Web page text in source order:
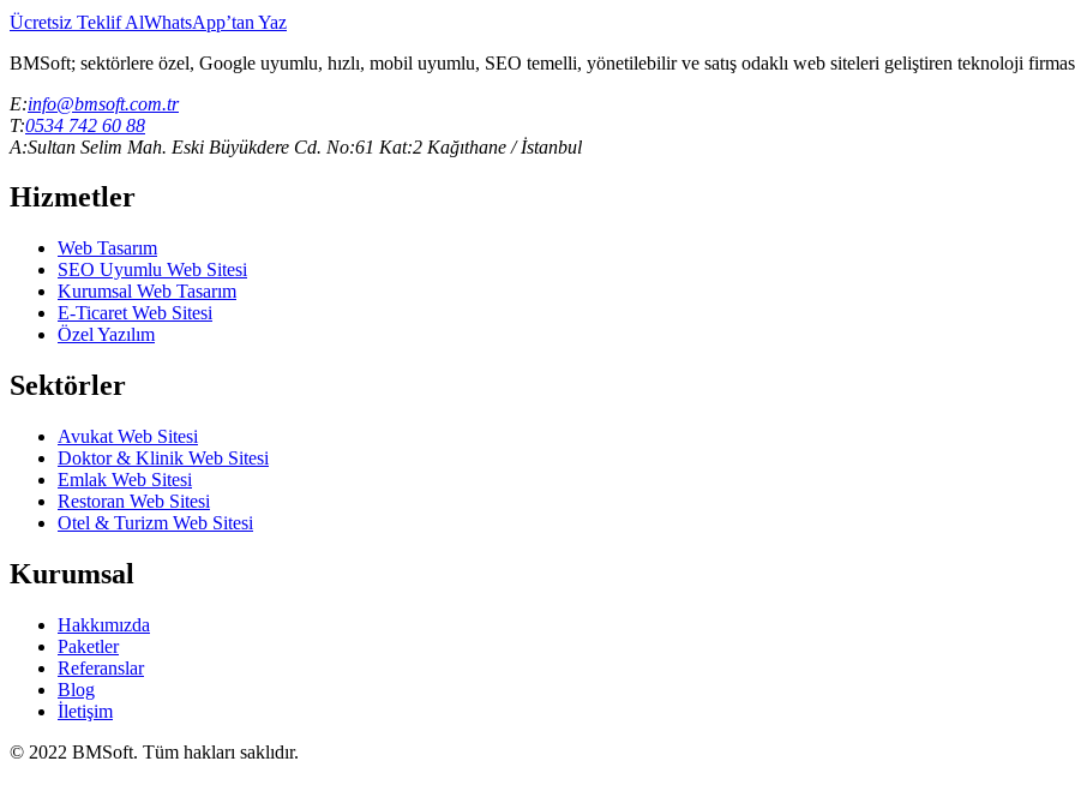
Ücretsiz Teklif AlWhatsApp’tan Yaz
BMSoft; sektörlere özel, Google uyumlu, hızlı, mobil uyumlu, SEO temelli, yönetilebilir ve satış odaklı web siteleri geliştiren teknoloji
E:info@bmsoft.com.tr
T:0534 742 60 88
A:Sultan Selim Mah. Eski Büyükdere Cd. No:61 Kat:2 Kağıthane / İstanbul
Hizmetler
Web Tasarım
SEO Uyumlu Web Sitesi
Kurumsal Web Tasarım
E-Ticaret Web Sitesi
Özel Yazılım
Sektörler
Avukat Web Sitesi
Doktor & Klinik Web Sitesi
Emlak Web Sitesi
Restoran Web Sitesi
Otel & Turizm Web Sitesi
Kurumsal
Hakkımızda
Paketler
Referanslar
Blog
İletişim
© 2022 BMSoft. Tüm hakları saklıdır.